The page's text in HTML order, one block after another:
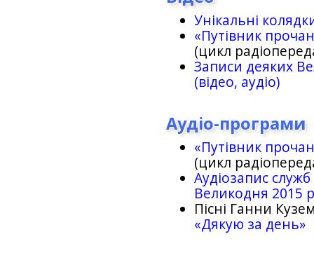
Унікальні
«Путівник
(цикл
Записи деяких
(відео, аудіо)
Аудіо-програми
«Путівник
(цикл
Аудіозапис
Великодня 2015
Пісні Ганни
«Дякую за день»